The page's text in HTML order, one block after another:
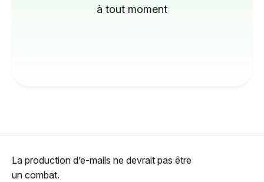
à tout moment
La production d’e-mails ne devrait pas être
un combat.